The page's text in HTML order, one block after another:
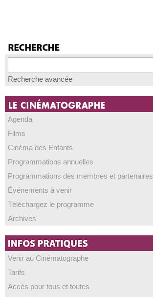
Recherche avancée
Agenda
Films
Cinéma des Enfants
Programmations annuelles
Programmations des membres et partenaires
Événements à venir
Téléchargez le programme
Archives
Venir au Cinématographe
Tarifs
Accès pour tous et toutes